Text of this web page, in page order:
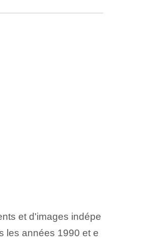
et d'images indépe
les années 1990 et e